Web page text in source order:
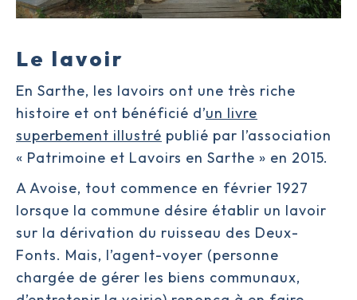
Le lavoir
En Sarthe, les lavoirs ont une très riche
histoire et ont bénéficié d’un livre
superbement illustré publié par l’association
« Patrimoine et Lavoirs en Sarthe » en 2015.
A Avoise, tout commence en février 1927
lorsque la commune désire établir un lavoir
sur la dérivation du ruisseau des Deux-
Fonts. Mais, l’agent-voyer (personne
chargée de gérer les biens communaux,